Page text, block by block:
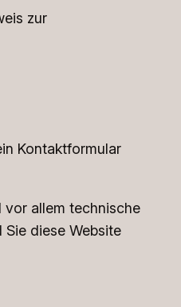
zur
Kontaktformular
vor allem technische
diese Website